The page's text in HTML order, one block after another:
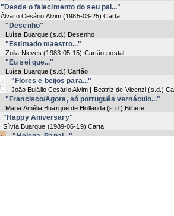
"Desde o falecimento do seu pai..."
Álvaro Cesário Alvim (1985-03-25) Carta
"Desenho"
Luísa Buarque (s.d. ) Desenho
"Estimado maestro..."
Zoila Nieves (1983-05-15) Cartão-postal
"Eu sei que..."
Luísa Buarque (s.d. ) Cartão
"Flores e beijos para..."
João Eulálio Cesário Alvim | Beatriz de Vicenzi (s.d. )
"Francisco/Agora, só português vernáculo..."
Maria Amélia Buarque de Hollanda (s.d. ) Bilhete
"Happy Aniversary"
Sílvia Buarque (1989-06-19) Carta
"Helena, Papai..."